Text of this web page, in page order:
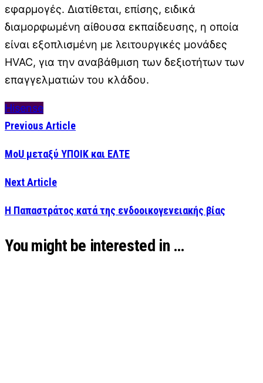
εφαρμογές. Διατίθεται, επίσης, ειδικά
διαμορφωμένη αίθουσα εκπαίδευσης, η οποία
είναι εξοπλισμένη με λειτουργικές μονάδες
HVAC, για την αναβάθμιση των δεξιοτήτων των
επαγγελματιών του κλάδου.
Hisense
Previous Article
MoU μεταξύ ΥΠΟΙΚ και ΕΛΤΕ
Next Article
Η Παπαστράτος κατά της ενδοοικογενειακής βίας
You might be interested in …